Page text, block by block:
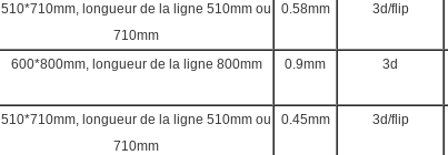
510*710mm, longueur de la ligne 510mm ou
710mm
0.58mm 3d/flip
600*800mm, longueur de la ligne 800mm 0.9mm 3d
510*710mm, longueur de la ligne 510mm ou
710mm
0.45mm 3d/flip